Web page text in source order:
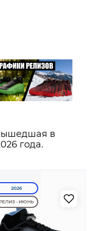
в
года.
2026
РЕЛИЗ - ИЮНЬ